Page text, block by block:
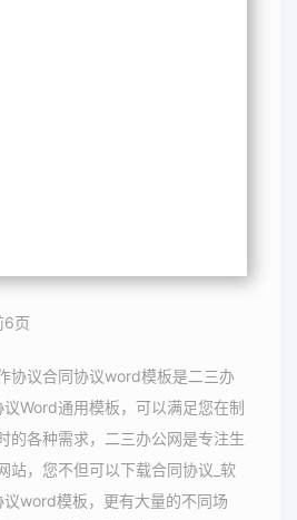
6页
协议合同协议word模板是二三办
Word通用模板，可以满足您在制
的各种需求，二三办公网是专注生
站，您不但可以下载合同协议_软
word模板，更有大量的不同场